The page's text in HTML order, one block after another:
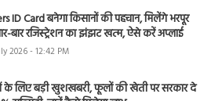
ID Card बनेगा किसानों की पहचान, मिलेंगे भरपूर
बार रजिस्ट्रेशन का झंझट खत्म, ऐसे करें अप्लाई
2026 - 12:42 PM
के लिए बड़ी खुशखबरी, फूलों की खेती पर सरकार दे